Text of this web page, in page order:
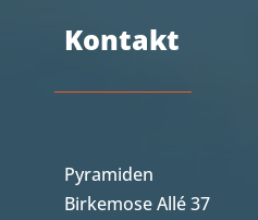
Kontakt
Pyramiden
Birkemose Allé 37